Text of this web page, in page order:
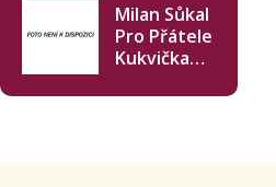
Milan Sůkal
Pro Přátele
Kukvička